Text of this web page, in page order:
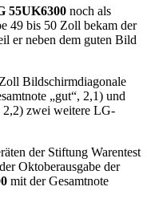
55UK6300 noch als
49 bis 50 Zoll bekam der
er neben dem guten Bild
Bildschirmdiagonale
„gut“, 2,1) und
2,2) zwei weitere LG-
der Stiftung Warentest
Oktoberausgabe der
mit der Gesamtnote